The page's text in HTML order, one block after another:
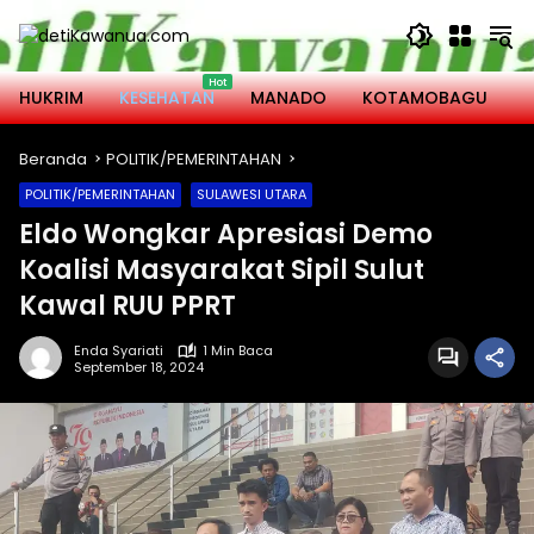
Langsung
ke
konten
HUKRIM
KESEHATAN MANADO KOTAMOBAGU
Beranda POLITIK/PEMERINTAHAN
POLITIK/PEMERINTAHAN SULAWESI UTARA
Eldo Wongkar Apresiasi Demo
Koalisi Masyarakat Sipil Sulut
Kawal RUU PPRT
Enda Syariati
1 Min Baca
September 18, 2024